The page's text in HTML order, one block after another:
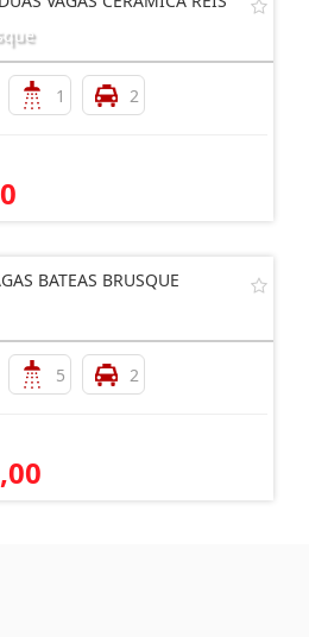
1 2
BATEAS BRUSQUE
5 2